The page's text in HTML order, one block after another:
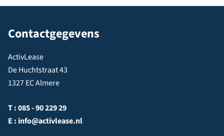
Contactgegevens
ActivLease
De Huchtstraat 43
1327 EC Almere
T :085 - 90 229 29
E : info@activlease.nl